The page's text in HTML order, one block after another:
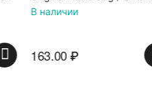
вкусом фруктов 30гр в
красной банке
В наличии
163.00 ₽